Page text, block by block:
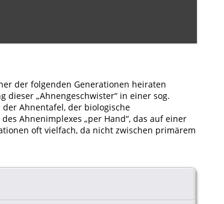
der folgenden Generationen heiraten
„Ahnengeschwister“ in einer sog.
Ahnentafel, der biologische
Ahnenimplexes „per Hand“, das auf einer
oft vielfach, da nicht zwischen primärem